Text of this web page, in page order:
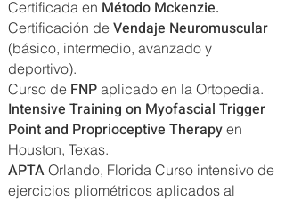
Certificada en Método Mckenzie.
Certificación de Vendaje Neuromuscular
(básico, intermedio, avanzado y
deportivo).
Curso de FNP aplicado en la Ortopedia.
Intensive Training on Myofascial Trigger
Point and Proprioceptive Therapy en
Houston, Texas.
APTA Orlando, Florida Curso intensivo de
ejercicios pliométricos aplicados al